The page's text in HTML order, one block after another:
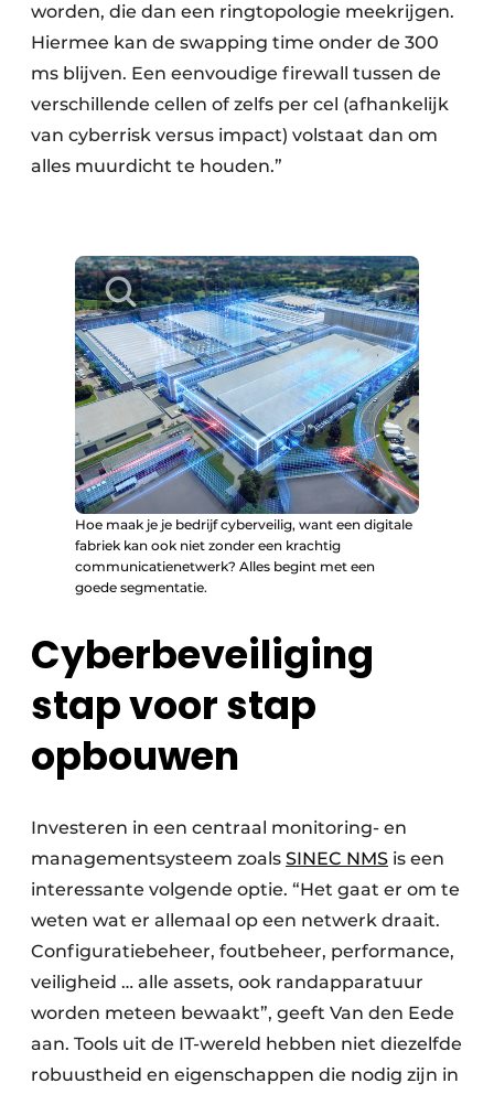
worden, die dan een ringtopologie meekrijgen.
Hiermee kan de swapping time onder de 300
ms blijven. Een eenvoudige firewall tussen de
verschillende cellen of zelfs per cel (afhankelijk
van cyberrisk versus impact) volstaat dan om
alles muurdicht te houden.”
Hoe maak je je bedrijf cyberveilig, want een digitale
fabriek kan ook niet zonder een krachtig
communicatienetwerk? Alles begint met een
goede segmentatie.
Cyberbeveiliging
stap voor stap
opbouwen
Investeren in een centraal monitoring- en
managementsysteem zoals SINEC NMS is een
interessante volgende optie. “Het gaat er om te
weten wat er allemaal op een netwerk draait.
Configuratiebeheer, foutbeheer, performance,
veiligheid … alle assets, ook randapparatuur
worden meteen bewaakt”, geeft Van den Eede
aan. Tools uit de IT-wereld hebben niet diezelfde
robuustheid en eigenschappen die nodig zijn in